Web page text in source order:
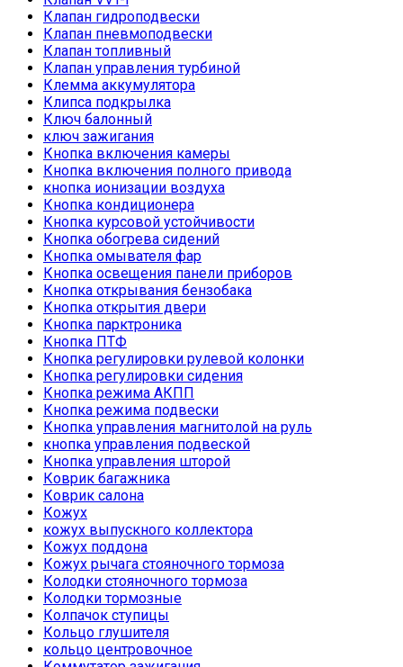
Клапан гидроподвески
Клапан пневмоподвески
Клапан топливный
Клапан управления турбиной
Клемма аккумулятора
Клипса подкрылка
Ключ балонный
ключ зажигания
Кнопка включения камеры
Кнопка включения полного привода
кнопка ионизации воздуха
Кнопка кондиционера
Кнопка курсовой устойчивости
Кнопка обогрева сидений
Кнопка омывателя фар
Кнопка освещения панели приборов
Кнопка открывания бензобака
Кнопка открытия двери
Кнопка парктроника
Кнопка ПТФ
Кнопка регулировки рулевой колонки
Кнопка регулировки сидения
Кнопка режима АКПП
Кнопка режима подвески
Кнопка управления магнитолой на руль
кнопка управления подвеской
Кнопка управления шторой
Коврик багажника
Коврик салона
Кожух
кожух выпускного коллектора
Кожух поддона
Кожух рычага стояночного тормоза
Колодки стояночного тормоза
Колодки тормозные
Колпачок ступицы
Кольцо глушителя
кольцо центровочное